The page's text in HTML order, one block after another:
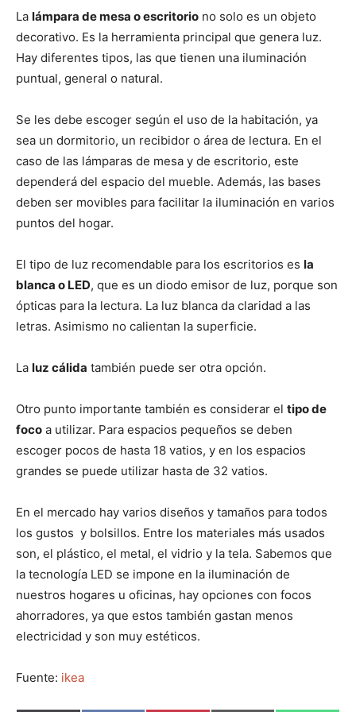
p
a
r
t
i
r
e
w
i
t
t
e
r
)
p
r
i
r
e
e
o
o
k
p
r
t
i
t
r
e
s
p
r
i
i p
r
t
A
La lámpara de mesa o escritorio no solo es un objeto
decorativo. Es la herramienta principal que genera luz.
Hay diferentes tipos, las que tienen una iluminación
puntual, general o natural.
Se les debe escoger según el uso de la habitación, ya
sea un dormitorio, un recibidor o área de lectura. En el
caso de las lámparas de mesa y de escritorio, este
dependerá del espacio del mueble. Además, las bases
deben ser movibles para facilitar la iluminación en varios
puntos del hogar.
El tipo de luz recomendable para los escritorios es la
blanca o LED, que es un diodo emisor de luz, porque son
ópticas para la lectura. La luz blanca da claridad a las
letras. Asimismo no calientan la superficie.
La luz cálida también puede ser otra opción.
Otro punto importante también es considerar el tipo de
foco a utilizar. Para espacios pequeños se deben
escoger pocos de hasta 18 vatios, y en los espacios
grandes se puede utilizar hasta de 32 vatios.
En el mercado hay varios diseños y tamaños para todos
los gustos y bolsillos. Entre los materiales más usados
son, el plástico, el metal, el vidrio y la tela. Sabemos que
la tecnología LED se impone en la iluminación de
nuestros hogares u oficinas, hay opciones con focos
ahorradores, ya que estos también gastan menos
electricidad y son muy estéticos.
Fuente: ikea